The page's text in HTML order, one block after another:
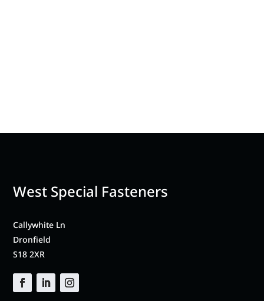
West Special Fasteners
Callywhite Ln
Dronfield
S18 2XR